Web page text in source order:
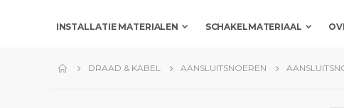
INSTALLATIE MATERIALEN SCHAKELMATERIAAL
DRAAD & KABEL AANSLUITSNOEREN